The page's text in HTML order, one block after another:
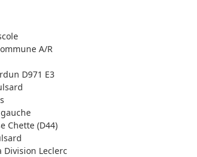
A/R
D971 E3
Chette (D44)
Leclerc